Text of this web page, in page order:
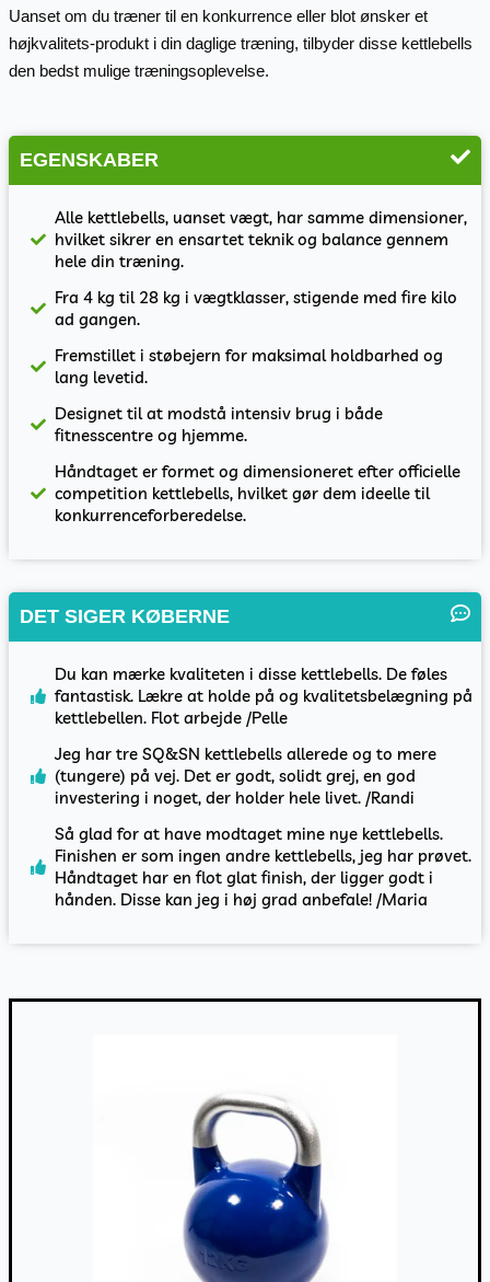
Uanset om du træner til en konkurrence eller blot ønsker et
højkvalitets-produkt i din daglige træning, tilbyder disse kettlebells
den bedst mulige træningsoplevelse.
EGENSKABER
Alle kettlebells, uanset vægt, har samme dimensioner,
hvilket sikrer en ensartet teknik og balance gennem
hele din træning.
Fra 4 kg til 28 kg i vægtklasser, stigende med fire kilo
ad gangen.
Fremstillet i støbejern for maksimal holdbarhed og
lang levetid.
Designet til at modstå intensiv brug i både
fitnesscentre og hjemme.
Håndtaget er formet og dimensioneret efter officielle
competition kettlebells, hvilket gør dem ideelle til
konkurrenceforberedelse.
DET SIGER KØBERNE
Du kan mærke kvaliteten i disse kettlebells. De føles
fantastisk. Lækre at holde på og kvalitetsbelægning på
kettlebellen. Flot arbejde /Pelle
Jeg har tre SQ&SN kettlebells allerede og to mere
(tungere) på vej. Det er godt, solidt grej, en god
investering i noget, der holder hele livet. /Randi
Så glad for at have modtaget mine nye kettlebells.
Finishen er som ingen andre kettlebells, jeg har prøvet.
Håndtaget har en flot glat finish, der ligger godt i
hånden. Disse kan jeg i høj grad anbefale! /Maria